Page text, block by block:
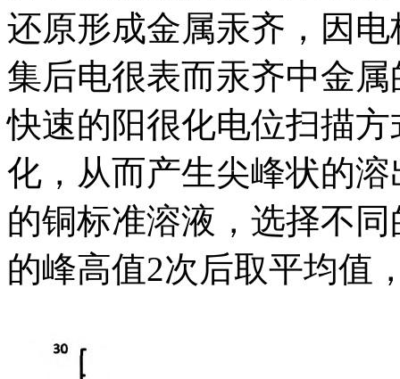
还原形成金属汞齐，因
集后电很表而汞齐中金
快速的阳很化电位扫描
化，从而产生尖峰状的
的铜标准溶液，选择不
的峰高值2次后取平均值